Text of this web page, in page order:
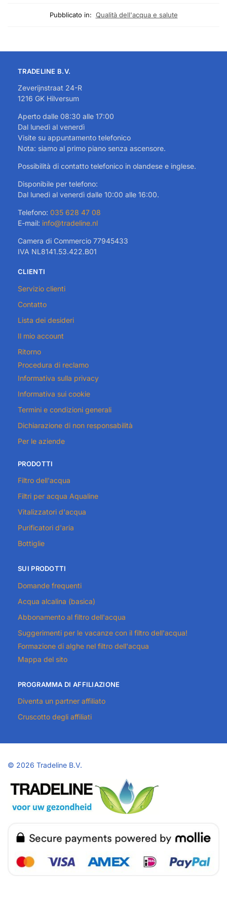
Pubblicato in: Qualità dell'acqua e salute
TRADELINE B.V.
Zeverijnstraat 24-R
1216 GK Hilversum
Aperto dalle 08:30 alle 17:00
Dal lunedì al venerdì
Visite su appuntamento telefonico
Nota: siamo al primo piano senza ascensore.
Possibilità di contatto telefonico in olandese e inglese.
Disponibile per telefono:
Dal lunedì al venerdì dalle 10:00 alle 16:00.
Telefono: 035 628 47 08
E-mail: info@tradeline.nl
Camera di Commercio 77945433
IVA NL8141.53.422.B01
CLIENTI
Servizio clienti
Contatto
Lista dei desideri
Il mio account
Ritorno
Procedura di reclamo
Informativa sulla privacy
Informativa sui cookie
Termini e condizioni generali
Dichiarazione di non responsabilità
Per le aziende
PRODOTTI
Filtro dell'acqua
Filtri per acqua Aqualine
Vitalizzatori d'acqua
Purificatori d'aria
Bottiglie
SUI PRODOTTI
Domande frequenti
Acqua alcalina (basica)
Abbonamento al filtro dell'acqua
Suggerimenti per le vacanze con il filtro dell'acqua!
Formazione di alghe nel filtro dell'acqua
Mappa del sito
PROGRAMMA DI AFFILIAZIONE
Diventa un partner affiliato
Cruscotto degli affiliati
© 2026 Tradeline B.V.